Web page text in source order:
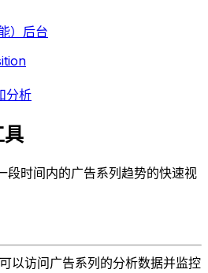
）后台
分析
时间内的广告系列趋势的快速视
以访问广告系列的分析数据并监控